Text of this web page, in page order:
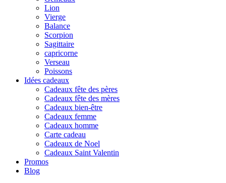
Lion
Vierge
Balance
Scorpion
Sagittaire
capricorne
Verseau
Poissons
Idées cadeaux
Cadeaux fête des pères
Cadeaux fête des mères
Cadeaux bien-être
Cadeaux femme
Cadeaux homme
Carte cadeau
Cadeaux de Noel
Cadeaux Saint Valentin
Promos
Blog